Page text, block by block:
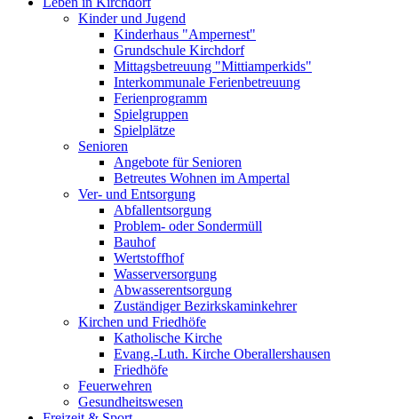
Kinder und Jugend
Kinderhaus "Ampernest"
Grundschule Kirchdorf
Mittagsbetreuung "Mittiamperkids"
Interkommunale Ferienbetreuung
Ferienprogramm
Spielgruppen
Spielplätze
Senioren
Angebote für Senioren
Betreutes Wohnen im Ampertal
Ver- und Entsorgung
Abfallentsorgung
Problem- oder Sondermüll
Bauhof
Wertstoffhof
Wasserversorgung
Abwasserentsorgung
Zuständiger Bezirkskaminkehrer
Kirchen und Friedhöfe
Katholische Kirche
Evang.-Luth. Kirche Oberallershausen
Friedhöfe
Feuerwehren
Gesundheitswesen